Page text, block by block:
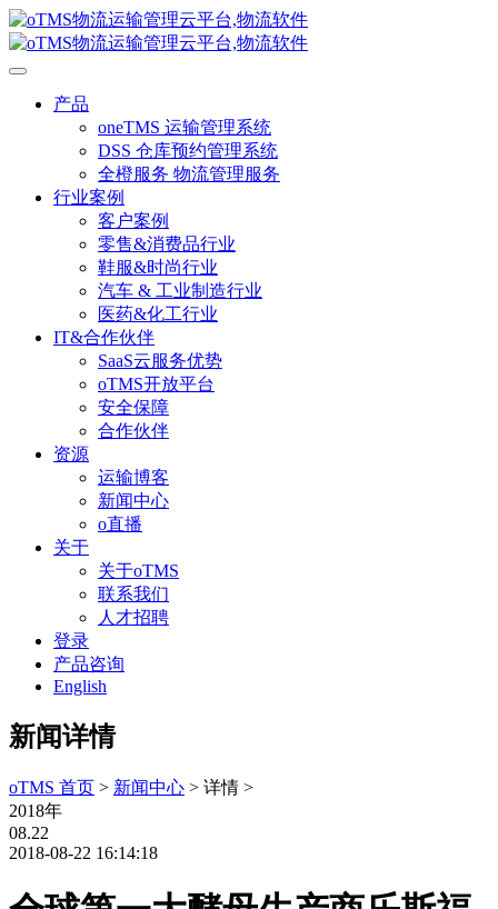
产品
oneTMS 运输管理系统
DSS 仓库预约管理系统
全橙服务 物流管理服务
行业案例
客户案例
零售&消费品行业
鞋服&时尚行业
汽车 & 工业制造行业
医药&化工行业
IT&合作伙伴
SaaS云服务优势
oTMS开放平台
安全保障
合作伙伴
资源
运输博客
新闻中心
o直播
关于
关于oTMS
联系我们
人才招聘
登录
产品咨询
English
新闻详情
oTMS 首页 > 新闻中心 > 详情 >
2018年
08.22
2018-08-22 16:14:18